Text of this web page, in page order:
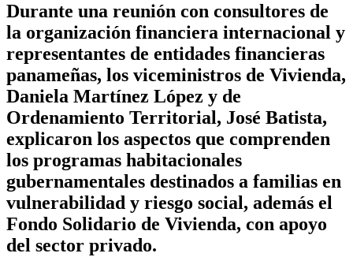
Durante una reunión con consultores de
la organización financiera internacional y
representantes de entidades financieras
panameñas, los viceministros de Vivienda,
Daniela Martínez López y de
Ordenamiento Territorial, José Batista,
explicaron los aspectos que comprenden
los programas habitacionales
gubernamentales destinados a familias en
vulnerabilidad y riesgo social, además el
Fondo Solidario de Vivienda, con apoyo
del sector privado.